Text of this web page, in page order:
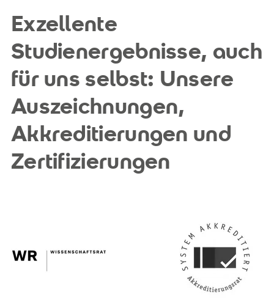
Exzellente
Studienergebnisse, auch
für uns selbst: Unsere
Auszeichnungen,
Akkreditierungen und
Zertifizierungen